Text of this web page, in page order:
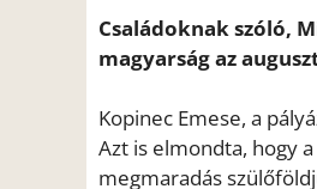
Családoknak szóló,
magyarság az
Kopinec Emese, a
Azt is elmondta, hogy
megmaradás